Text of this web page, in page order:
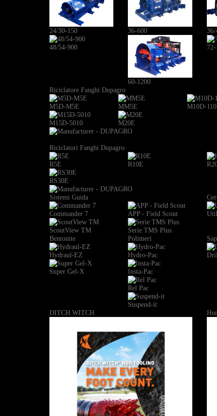
24/30-150 36-600 36/
48/54-900
60-1200
Riciclatore Fanghi Dupagro
M5D-M5E MM5E M10D-110
M15D-5010 M20E
Riciclatori Fanghi Dupagro
R5E R10E
RS30E
Sistemi Guida
Commander 7 APP - Field Scout
ScoutView TM Serie TMS Plus
Bentonite
Hydraul-EZ
Super Gel-X
Polimeri
Hydro-Pac
Insta-Pac
Rel Pac
Suspend-it
DITCH WITCH